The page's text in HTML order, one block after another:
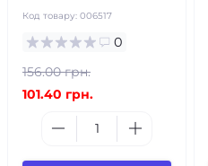
Код товару: 006517
0
156.00 грн.
101.40 грн.